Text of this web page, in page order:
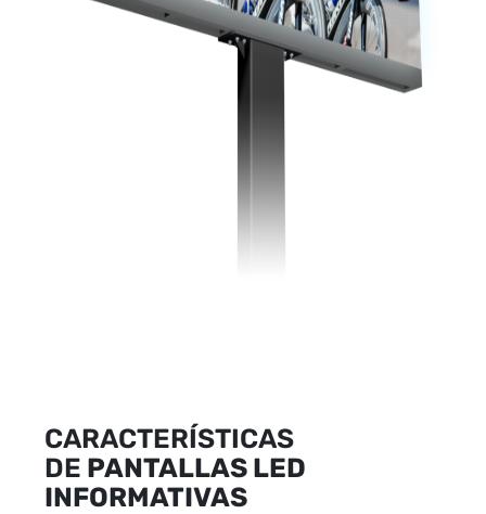
CARACTERÍSTICAS
DE PANTALLAS LED
INFORMATIVAS